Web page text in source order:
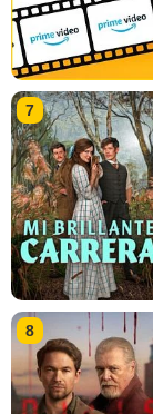
7
8